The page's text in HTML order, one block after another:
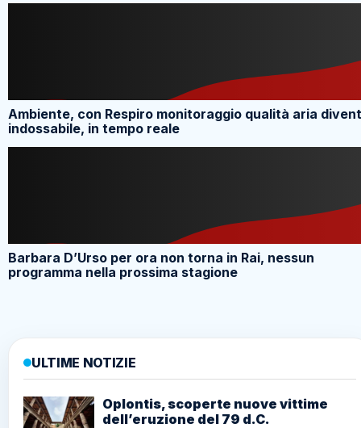
Ambiente, con Respiro monitoraggio qualità aria
indossabile, in tempo reale
Barbara D’Urso per ora non torna in Rai, nessun
programma nella prossima stagione
ULTIME NOTIZIE
Oplontis, scoperte nuove vittime
dell’eruzione del 79 d.C.